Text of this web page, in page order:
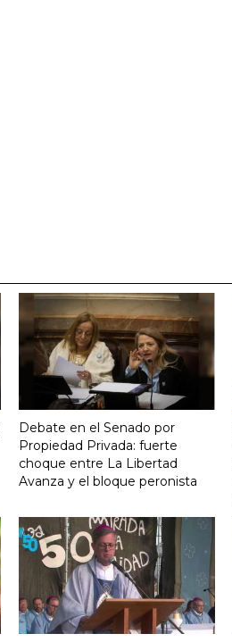
Debate en el Senado por
Propiedad Privada: fuerte
choque entre La Libertad
Avanza y el bloque peronista